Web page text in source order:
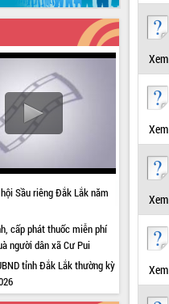
Sầu riêng Đắk Lắk năm
cấp phát thuốc miễn phí
người dân xã Cư Pui
tỉnh Đắk Lắk thường kỳ